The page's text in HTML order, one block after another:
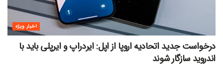
اخبار ویژه
درخواست جدید اتحادیه اروپا از اپل: ایردراپ و ایرپلی باید با
اندروید سازگار شوند